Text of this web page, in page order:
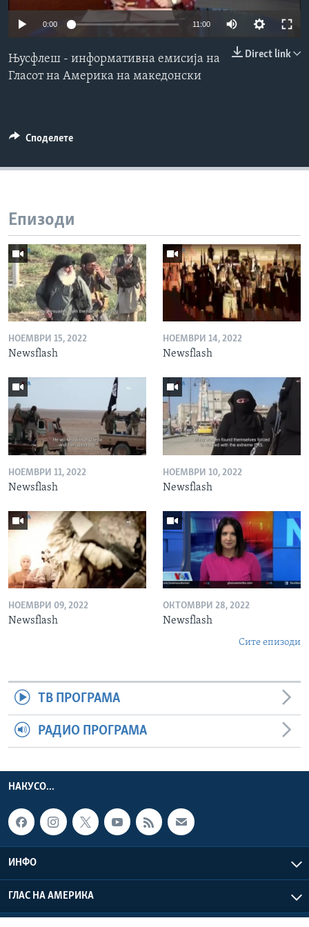
ИНТЕРВЈУА
Јазици
0:00 11:00
Direct link
Њусфлеш - информативна емисија на
Гласот на Америка на македонски
Споделете
Епизоди
НОЕМВРИ 15, 2022
Newsflash
НОЕМВРИ 14, 2022
Newsflash
НОЕМВРИ 11, 2022
Newsflash
НОЕМВРИ 10, 2022
Newsflash
НОЕМВРИ 09, 2022
Newsflash
ОКТОМВРИ 28, 2022
Newsflash
Сите епизоди
ТВ ПРОГРАМА
РАДИО ПРОГРАМА
НАКУСО...
ИНФО
ГЛАС НА АМЕРИКА